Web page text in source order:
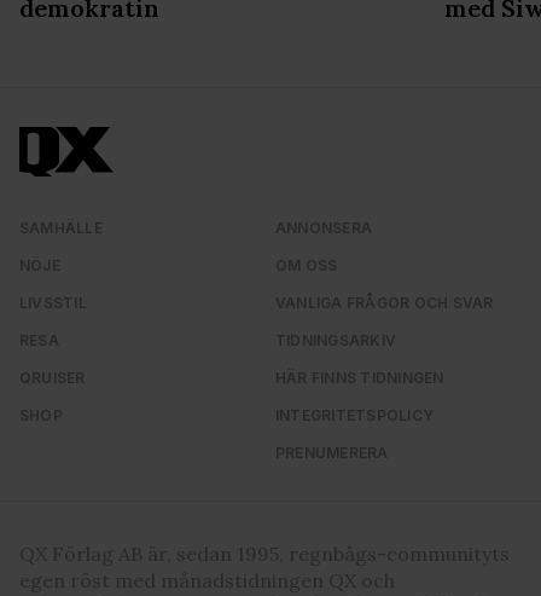
demokratin
med
SAMHÄLLE
NÖJE
LIVSSTIL
RESA
QRUISER
SHOP
ANNONSERA
OM OSS
VANLIGA FRÅGOR OCH SVAR
TIDNINGSARKIV
HÄR FINNS TIDNINGEN
INTEGRITETSPOLICY
PRENUMERERA
QX Förlag AB är, sedan 1995, regnbågs-communityts
egen röst med månadstidningen QX och